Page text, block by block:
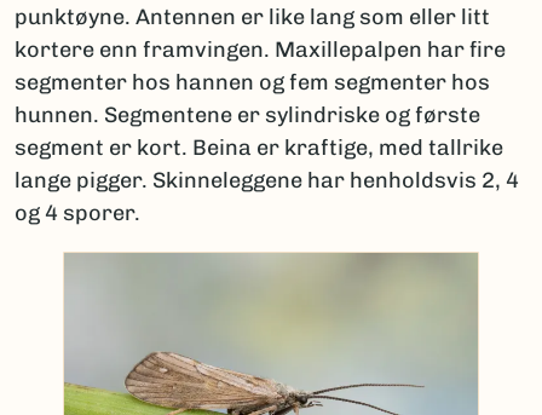
punktøyne. Antennen er like lang som eller litt
kortere enn framvingen. Maxillepalpen har fire
segmenter hos hannen og fem segmenter hos
hunnen. Segmentene er sylindriske og første
segment er kort. Beina er kraftige, med tallrike
lange pigger. Skinneleggene har henholdsvis 2, 4
og 4 sporer.